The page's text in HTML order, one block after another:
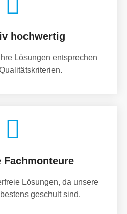
hochwertig
Lösungen entsprechen
Fachmonteure
Lösungen, da unsere
geschult sind.